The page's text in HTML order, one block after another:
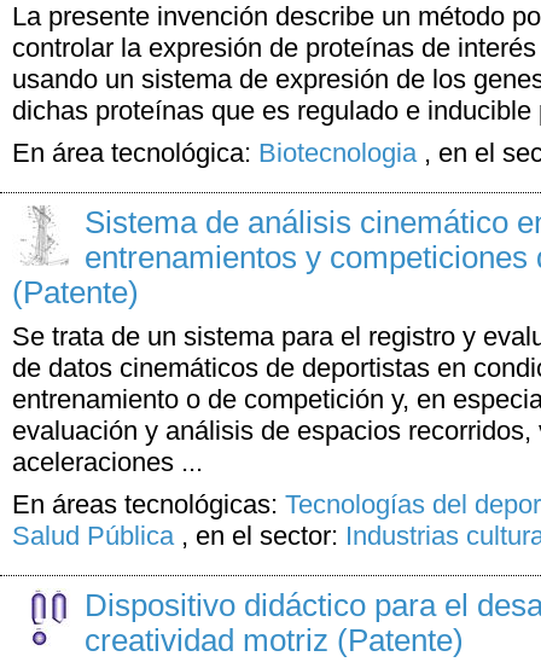
La presente invención describe un método
controlar la expresión de proteínas de
usando un sistema de expresión de los
dichas proteínas que es regulado e
En área tecnológica: Biotecnologia , en el
Sistema de análisis cinemático
entrenamientos y competiciones
(Patente)
Se trata de un sistema para el registro y
de datos cinemáticos de deportistas en
entrenamiento o de competición y, en
evaluación y análisis de espacios recorridos,
aceleraciones ...
En áreas tecnológicas: Tecnologías del
Salud Pública , en el sector: Industrias
Dispositivo didáctico para el
creatividad motriz (Patente)